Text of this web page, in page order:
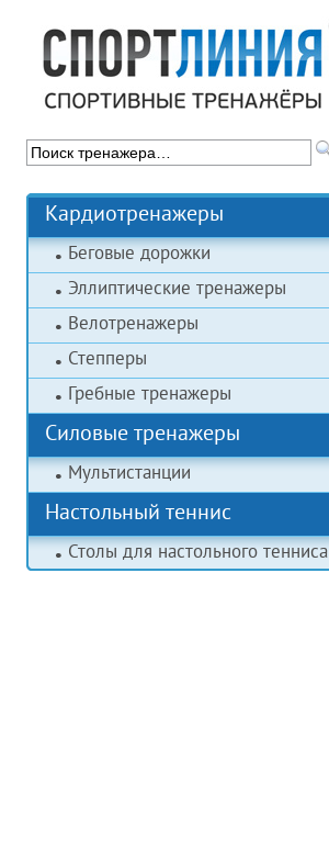
Кардиотренажеры
Беговые дорожки
Эллиптические тренажеры
Велотренажеры
Степперы
Гребные тренажеры
Силовые тренажеры
Мультистанции
Настольный теннис
Столы для настольного тенниса